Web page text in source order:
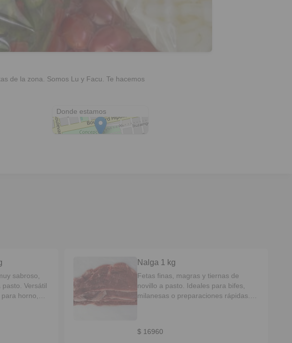
de la zona. Somos Lu y Facu. Te hacemos
Donde estamos
sabroso,
Versátil
horno,
Nalga 1 kg
Fetas finas, magras y tiernas de
novillo a pasto. Ideales para bifes,
milanesas o preparaciones rápidas.
$ 16960